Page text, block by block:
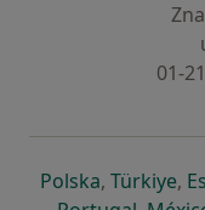
01-
Polskase otevře v
, Türkiyese
,